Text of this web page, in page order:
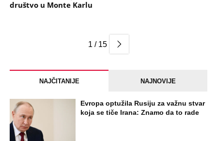
društvo u Monte Karlu
1 / 15
NAJČITANIJE NAJNOVIJE
Evropa optužila Rusiju za važnu stvar
koja se tiče Irana: Znamo da to rade